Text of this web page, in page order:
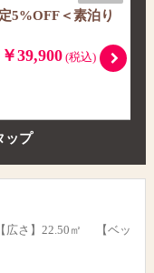
5%OFF＜素泊り
39,900(税込)
ップ
広さ】22.50㎡ 【ベッ